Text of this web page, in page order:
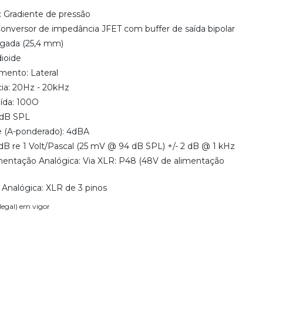
Gradiente de pressão
de impedância JFET com buffer de saída bipolar
(25,4 mm)
Lateral
20Hz - 20kHz
100O
SPL
(A-ponderado): 4dBA
re 1 Volt/Pascal (25 mV @ 94 dB SPL) +/- 2 dB @ 1 kHz
Analógica: Via XLR: P48 (48V de alimentação
XLR de 3 pinos
em vigor